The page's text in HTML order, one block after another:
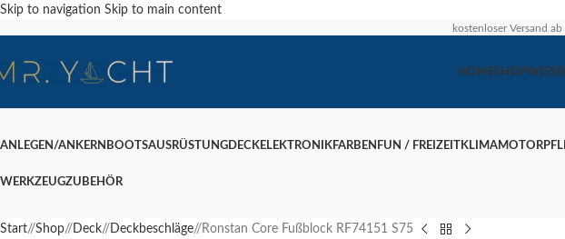
Skip to navigation Skip to main content
kostenloser Versand
HOMESHOP
ANLEGEN/ANKERN BOOTSAUSRÜSTUNG DECK ELEKTRONIK FARBEN FUN / FREIZEITKLIMAMOTOR
WERKZEUGZUBEHÖR
Start/ Shop/ Deck/ Deckbeschläge/ Ronstan Core Fußblock RF74151 S75